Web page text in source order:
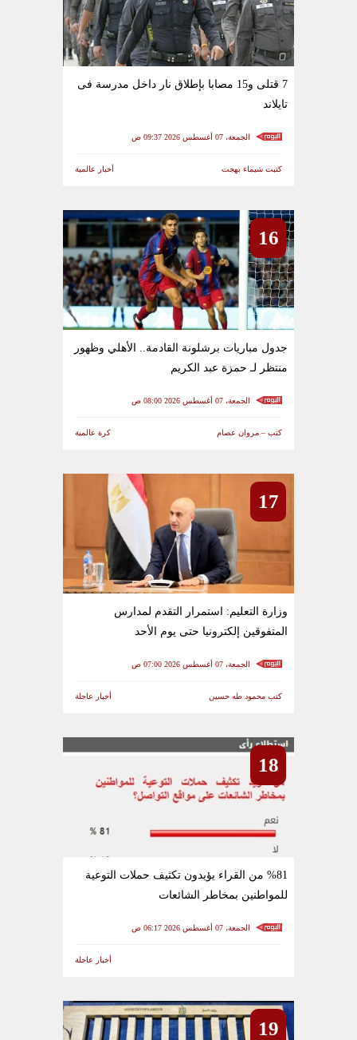
7 قتلى و15 مصابا بإطلاق نار داخل مدرسة فى
تايلاند
الجمعة، 07 أغسطس 2026 09:37 ص
كتبت شيماء بهجت أخبار عالمية
16
جدول مباريات برشلونة القادمة.. الأهلي وظهور
منتظر لـ حمزة عبد الكريم
الجمعة، 07 أغسطس 2026 08:00 ص
كتب – مروان عصام كرة عالمية
17
وزارة التعليم: استمرار التقدم لمدارس
المتفوقين إلكترونيا حتى يوم الأحد
الجمعة، 07 أغسطس 2026 07:00 ص
كتب محمود طه حسين أخبار عاجلة
18
%81 من القراء يؤيدون تكثيف حملات التوعية
للمواطنين بمخاطر الشائعات
الجمعة، 07 أغسطس 2026 06:17 ص
أخبار عاجلة
19